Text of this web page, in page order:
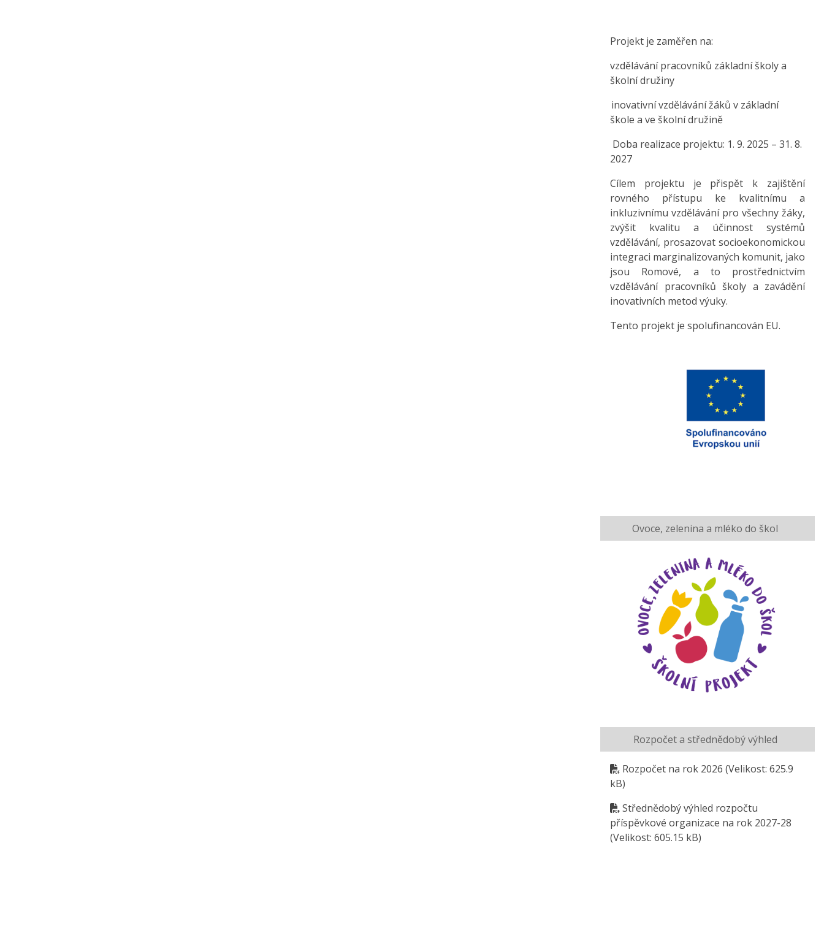
Projekt je zaměřen na:
vzdělávání pracovníků základní školy a
školní družiny
inovativní vzdělávání žáků v základní
škole a ve školní družině
Doba realizace projektu: 1. 9. 2025 – 31. 8.
2027
Cílem projektu je přispět k zajištění
rovného přístupu ke kvalitnímu a
inkluzivnímu vzdělávání pro všechny žáky,
zvýšit kvalitu a účinnost systémů
vzdělávání, prosazovat socioekonomickou
integraci marginalizovaných komunit, jako
jsou Romové, a to prostřednictvím
vzdělávání pracovníků školy a zavádění
inovativních metod výuky.
Tento projekt je spolufinancován EU.
Ovoce, zelenina a mléko do škol
Rozpočet a střednědobý výhled
Rozpočet na rok 2026 (Velikost: 625.9
kB)
Střednědobý výhled rozpočtu
příspěvkové organizace na rok 2027-28
(Velikost: 605.15 kB)